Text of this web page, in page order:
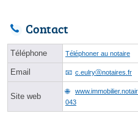
Contact
Téléphone Téléphoner au notaire
Email c.eulryⓐnotaires.fr
Site web
043